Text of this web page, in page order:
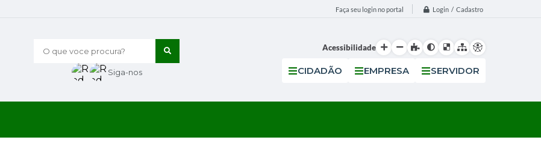
Faça seu login no portal Login / Cadastro
O que voce procura?
Siga-nos
Acessibilidade
CIDADÃO EMPRESA SERVIDOR